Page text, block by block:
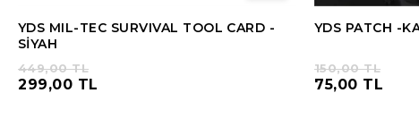
YDS MIL-TEC SURVIVAL TOOL CARD -
SİYAH
299,00 TL
449,00 TL
YDS PATCH -
75,00 TL
150,00 TL